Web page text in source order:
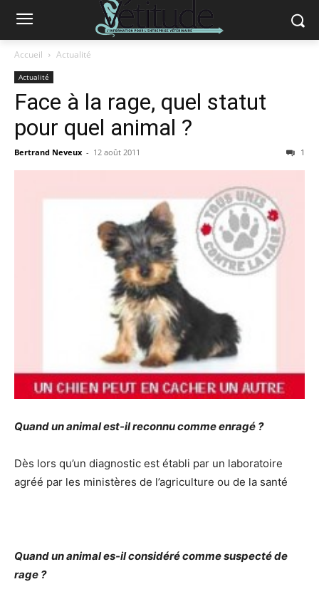
Accueil Actualité
Actualité
Face à la rage, quel statut
pour quel animal ?
Bertrand Neveux - 12 août 2011 1
Quand un animal est-il reconnu comme enragé ?
Dès lors qu’un diagnostic est établi par un laboratoire
agréé par les ministères de l’agriculture ou de la santé
Quand un animal es-il considéré comme suspecté de
rage ?